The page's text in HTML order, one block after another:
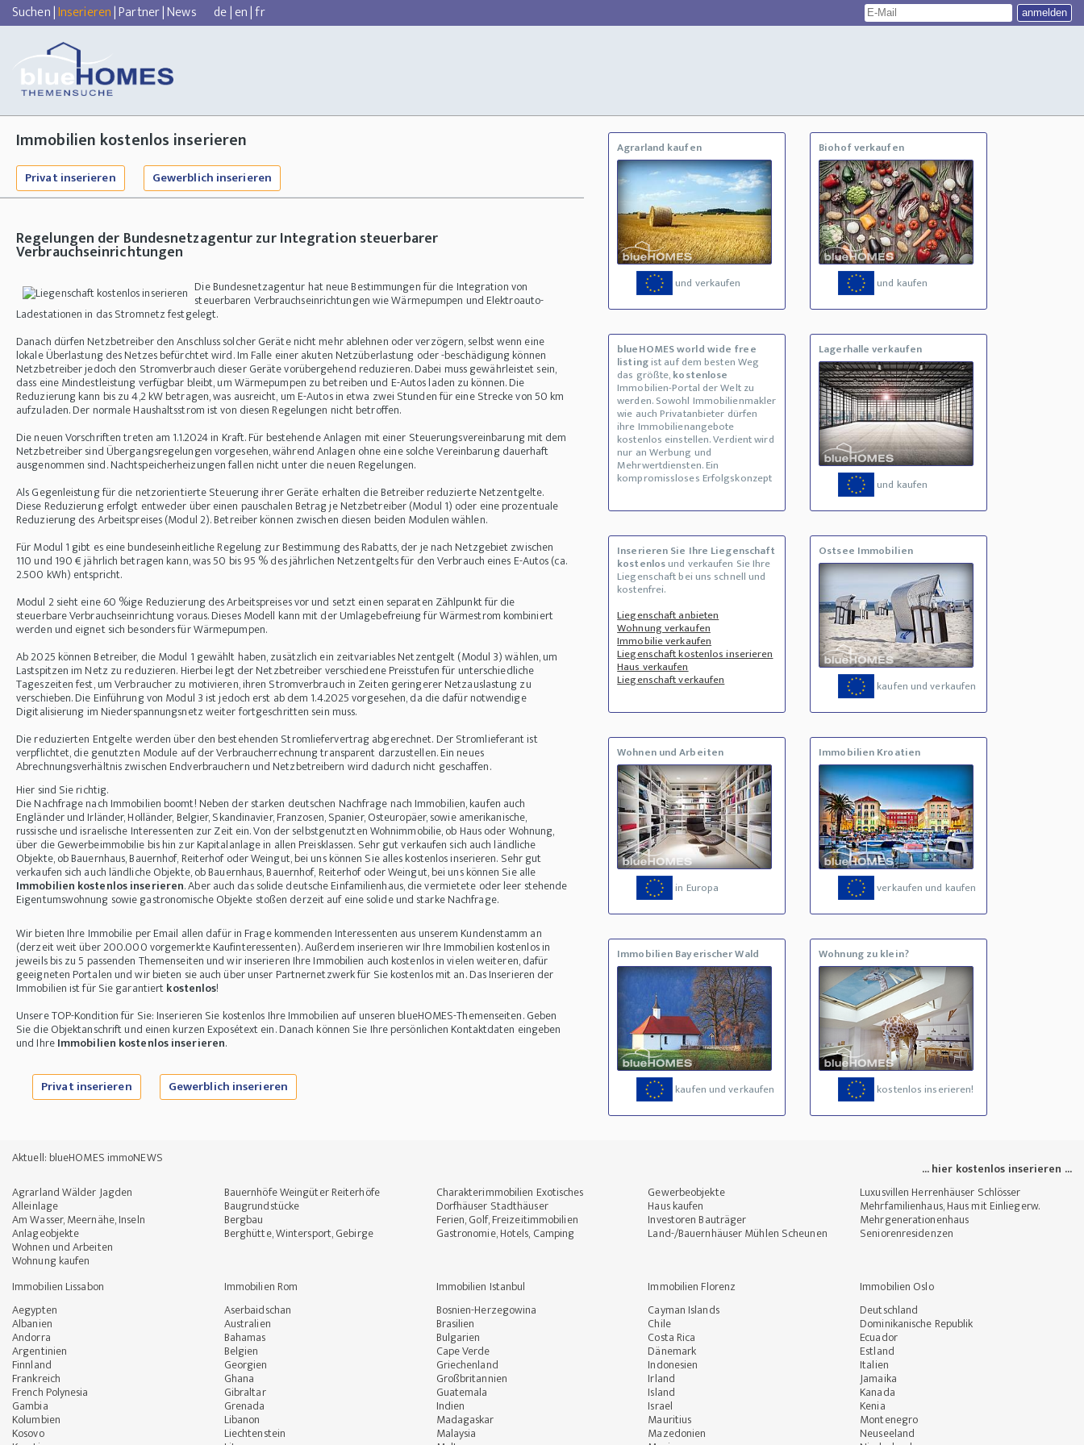
Suchen|Inserieren|Partner|News de|en|fr
Immobilien kostenlos inserieren
Privat inserieren Gewerblich inserieren
Regelungen der Bundesnetzagentur zurIntegration steuerbarer
Verbrauchseinrichtungen
Die Bundesnetzagentur hat neue Bestimmungen für die Integration von
steuerbaren Verbrauchseinrichtungen wie Wärmepumpen und Elektroauto-
Ladestationen in das Stromnetz festgelegt.
Danach dürfen Netzbetreiber den Anschluss solcher Geräte nicht mehr ablehnen oder verzögern, selbst wenn eine
lokale Überlastung des Netzes befürchtet wird. Im Falle einer akuten Netzüberlastung oder -beschädigung können
Netzbetreiber jedoch den Stromverbrauch dieser Geräte vorübergehend reduzieren. Dabei muss gewährleistet sein,
dass eine Mindestleistung verfügbar bleibt, um Wärmepumpen zu betreiben und E-Autos laden zu können. Die
Reduzierung kann bis zu 4,2 kW betragen, was ausreicht, um E-Autos in etwa zwei Stunden für eine Strecke von 50 km
aufzuladen. Der normale Haushaltsstrom ist von diesen Regelungen nicht betroffen.
Die neuen Vorschriften treten am 1.1.2024 in Kraft. Für bestehende Anlagen mit einer Steuerungsvereinbarung mit dem
Netzbetreiber sind Übergangsregelungen vorgesehen, während Anlagen ohne eine solche Vereinbarung dauerhaft
ausgenommen sind. Nachtspeicherheizungen fallen nicht unter die neuen Regelungen.
Als Gegenleistung für die netzorientierte Steuerung ihrer Geräte erhalten die Betreiber reduzierte Netzentgelte.
Diese Reduzierung erfolgt entweder über einen pauschalen Betrag je Netzbetreiber (Modul 1) oder eine prozentuale
Reduzierung des Arbeitspreises (Modul 2). Betreiber können zwischen diesen beiden Modulen wählen.
Für Modul 1 gibt es eine bundeseinheitliche Regelung zur Bestimmung des Rabatts, der je nach Netzgebiet zwischen
110 und 190 € jährlich betragen kann, was 50 bis 95 % des jährlichen Netzentgelts für den Verbrauch eines E-Autos (ca.
2.500 kWh) entspricht.
Modul 2 sieht eine 60 %ige Reduzierung des Arbeitspreises vor und setzt einen separaten Zählpunkt für die
steuerbare Verbrauchseinrichtung voraus. Dieses Modell kann mit der Umlagebefreiung für Wärmestrom kombiniert
werden und eignet sich besonders für Wärmepumpen.
Ab 2025 können Betreiber, die Modul 1 gewählt haben, zusätzlich ein zeitvariables Netzentgelt (Modul 3) wählen, um
Lastspitzen im Netz zu reduzieren. Hierbei legt der Netzbetreiber verschiedene Preisstufen für unterschiedliche
Tageszeiten fest, um Verbraucher zu motivieren, ihren Stromverbrauch in Zeiten geringerer Netzauslastung zu
verschieben. Die Einführung von Modul 3 ist jedoch erst ab dem 1.4.2025 vorgesehen, da die dafür notwendige
Digitalisierung im Niederspannungsnetz weiter fortgeschritten sein muss.
Die reduzierten Entgelte werden über den bestehenden Stromliefervertrag abgerechnet. Der Stromlieferant ist
verpflichtet, die genutzten Module auf der Verbraucherrechnung transparent darzustellen. Ein neues
Abrechnungsverhältnis zwischen Endverbrauchern und Netzbetreibern wird dadurch nicht geschaffen.
Hier sind Sie richtig.
Die Nachfrage nach Immobilien boomt! Neben der starken deutschen Nachfrage nach Immobilien, kaufen auch
Engländer und Irländer, Holländer, Belgier, Skandinavier, Franzosen, Spanier, Osteuropäer, sowie amerikanische,
russische und israelische Interessenten zur Zeit ein. Von der selbstgenutzten Wohnimmobilie, ob Haus oder Wohnung,
über die Gewerbeimmobilie bis hin zur Kapitalanlage in allen Preisklassen. Sehr gut verkaufen sich auch ländliche
Objekte, ob Bauernhaus, Bauernhof, Reiterhof oder Weingut, bei uns können Sie alles kostenlos inserieren. Sehr gut
verkaufen sich auch ländliche Objekte, ob Bauernhaus, Bauernhof, Reiterhof oder Weingut, bei uns können Sie alle
Immobilien kostenlos inserieren. Aber auch das solide deutsche Einfamilienhaus, die vermietete oder leer stehende
Eigentumswohnung sowie gastronomische Objekte stoßen derzeit auf eine solide und starke Nachfrage.
Wir bieten Ihre Immobilie per Email allen dafür in Frage kommenden Interessenten aus unserem Kundenstamm an
(derzeit weit über 200.000 vorgemerkte Kaufinteressenten). Außerdem inserieren wir Ihre Immobilien kostenlos in
jeweils bis zu 5 passenden Themenseiten und wir inserieren Ihre Immobilien auch kostenlos in vielen weiteren, dafür
geeigneten Portalen und wir bieten sie auch über unser Partnernetzwerk für Sie kostenlos mit an. Das Inserieren der
Immobilien ist für Sie garantiertkostenlos!
Unsere TOP-Kondition für Sie: Inserieren Sie kostenlos Ihre Immobilien auf unseren blueHOMES-Themenseiten. Geben
Sie die Objektanschrift und einen kurzen Exposétext ein. Danach können Sie Ihre persönlichen Kontaktdaten eingeben
und IhreImmobilien kostenlos inserieren.
Privat inserieren Gewerblich inserieren
Agrarland kaufen
und verkaufen
Biohof verkaufen
und kaufen
blueHOMES world wide free
listingist auf dem besten Weg
das größte,kostenlose
Immobilien-Portal der Welt zu
werden. Sowohl Immobilienmakler
wie auch Privatanbieter dürfen
ihre Immobilienangebote
kostenlos einstellen. Verdient wird
nur an Werbung und
Mehrwertdiensten. Ein
kompromissloses Erfolgskonzept
Lagerhalle verkaufen
und kaufen
Inserieren Sie Ihre Liegenschaft
kostenlosund verkaufen Sie Ihre
Liegenschaft bei uns schnell und
kostenfrei.
Liegenschaft anbieten
Wohnung verkaufen
Immobilie verkaufen
Liegenschaft kostenlos inserieren
Haus verkaufen
Liegenschaft verkaufen
Ostsee Immobilien
kaufen und verkaufen
Wohnen und Arbeiten
in Europa
Immobilien Kroatien
verkaufen und kaufen
Immobilien Bayerischer Wald
kaufen und verkaufen
Wohnung zu klein?
kostenlos inserieren!
Aktuell: blueHOMES immoNEWS
... hier kostenlos inserieren ...
Agrarland Wälder Jagden
Alleinlage
Am Wasser, Meernähe, Inseln
Anlageobjekte
Bauernhöfe Weingüter Reiterhöfe
Baugrundstücke
Bergbau
Berghütte, Wintersport, Gebirge
Charakterimmobilien Exotisches
Dorfhäuser Stadthäuser
Ferien, Golf, Freizeitimmobilien
Gastronomie, Hotels, Camping
Gewerbeobjekte
Haus kaufen
Investoren Bauträger
Land-/Bauernhäuser Mühlen Scheunen
Luxusvillen Herrenhäuser Schlösser
Mehrfamilienhaus, Haus mit Einliegerw.
Mehrgenerationenhaus
Seniorenresidenzen
Wohnen und Arbeiten
Wohnung kaufen
Immobilien Lissabon
Immobilien Rom Immobilien Istanbul Immobilien Florenz
Immobilien Oslo
Aegypten
Albanien
Andorra
Argentinien
Aserbaidschan
Australien
Bahamas
Belgien
Bosnien-Herzegowina
Brasilien
Bulgarien
Cape Verde
Cayman Islands
Chile
Costa Rica
Dänemark
Deutschland
Dominikanische Republik
Ecuador
Estland
Finnland
Frankreich
French Polynesia
Gambia
Georgien
Ghana
Gibraltar
Grenada
Griechenland
Großbritannien
Guatemala
Indien
Indonesien
Irland
Island
Israel
Italien
Jamaika
Kanada
Kenia
Kolumbien
Kosovo
Libanon
Liechtenstein
Madagaskar
Malaysia
Mauritius
Mazedonien
Montenegro
Neuseeland